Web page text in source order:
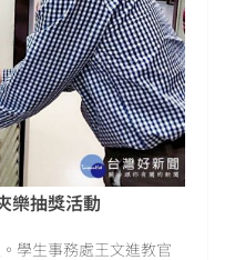
樂抽獎活動
學生事務處王文進教官